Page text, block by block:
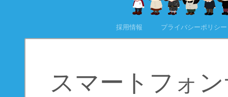
採用情報 プライバシーポリシー
スマートフォ